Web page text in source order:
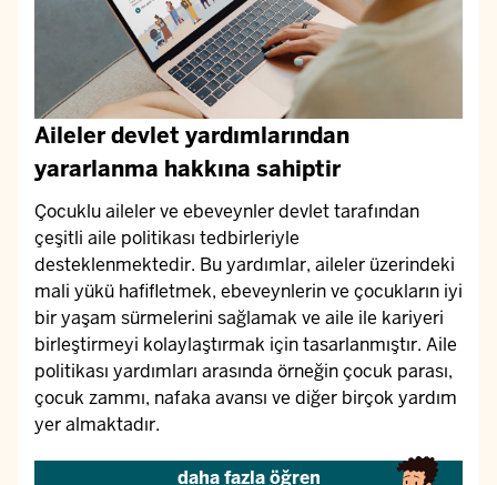
Aileler devlet yardımlarından
yararlanma hakkına sahiptir
Çocuklu aileler ve ebeveynler devlet tarafından
çeşitli aile politikası tedbirleriyle
desteklenmektedir. Bu yardımlar, aileler üzerindeki
mali yükü hafifletmek, ebeveynlerin ve çocukların iyi
bir yaşam sürmelerini sağlamak ve aile ile kariyeri
birleştirmeyi kolaylaştırmak için tasarlanmıştır. Aile
politikası yardımları arasında örneğin çocuk parası,
çocuk zammı, nafaka avansı ve diğer birçok yardım
yer almaktadır.
daha fazla öğren